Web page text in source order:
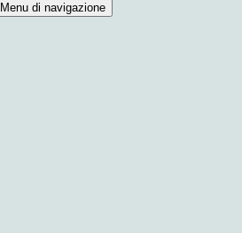
Menu di navigazione